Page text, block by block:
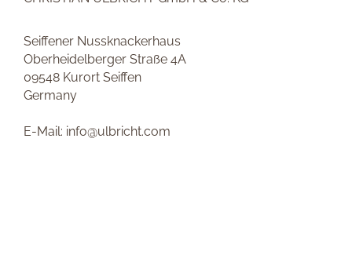
Seiffener Nussknackerhaus
Oberheidelberger Straße 4A
09548 Kurort Seiffen
Germany
E-Mail: info@ulbricht.com